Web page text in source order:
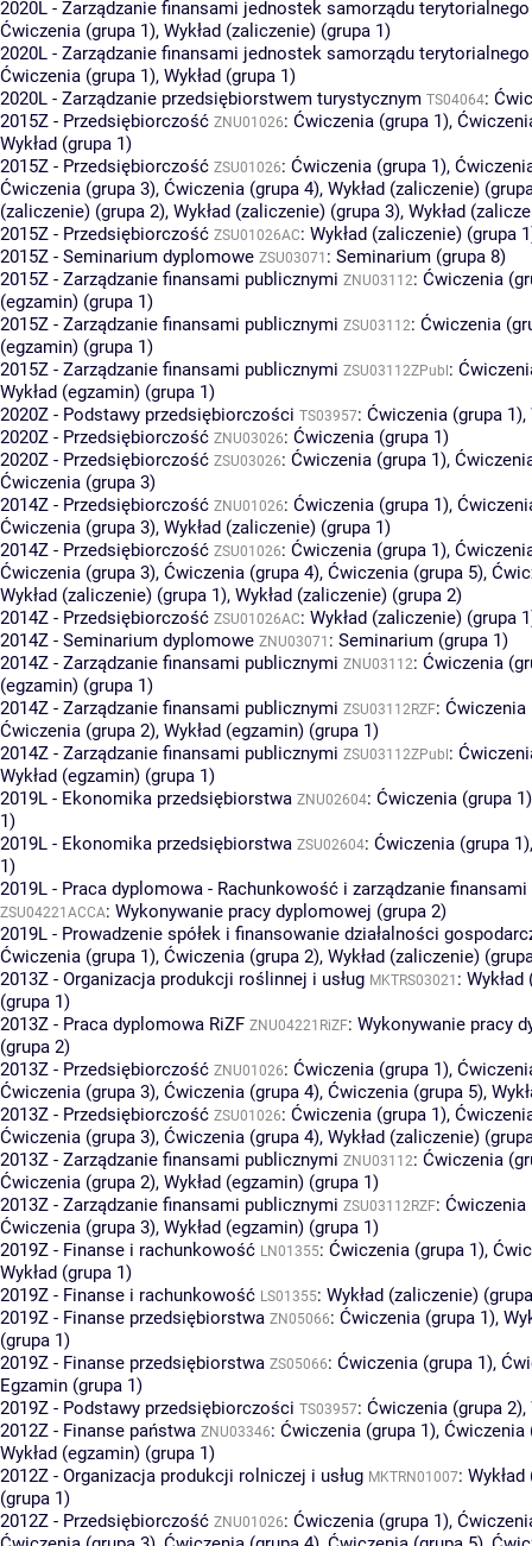
2020L - Zarządzanie finansami jednostek samorządu terytorialnego
Ćwiczenia (grupa 1), Wykład (zaliczenie) (grupa 1)
2020L - Zarządzanie finansami jednostek samorządu terytorialnego
Ćwiczenia (grupa 1), Wykład (grupa 1)
2020L - Zarządzanie przedsiębiorstwem turystycznym TS04064:
2015Z - Przedsiębiorczość ZNU01026: Ćwiczenia (grupa 1),
Wykład (grupa 1)
2015Z - Przedsiębiorczość ZSU01026: Ćwiczenia (grupa 1),
Ćwiczenia (grupa 3), Ćwiczenia (grupa 4), Wykład (zaliczenie)
(zaliczenie) (grupa 2), Wykład (zaliczenie) (grupa 3), Wykład
2015Z - Przedsiębiorczość ZSU01026AC: Wykład (zaliczenie) (grupa
2015Z - Seminarium dyplomowe ZSU03071 : Seminarium (grupa 8)
2015Z - Zarządzanie finansami publicznymi ZNU03112: Ćwiczenia
(egzamin) (grupa 1)
2015Z - Zarządzanie finansami publicznymi ZSU03112: Ćwiczenia
(egzamin) (grupa 1)
2015Z - Zarządzanie finansami publicznymi ZSU03112ZPubl:
Wykład (egzamin) (grupa 1)
2020Z - Podstawy przedsiębiorczości TS03957: Ćwiczenia (grupa 1),
2020Z - Przedsiębiorczość ZNU03026: Ćwiczenia (grupa 1)
2020Z - Przedsiębiorczość ZSU03026: Ćwiczenia (grupa 1),
Ćwiczenia (grupa 3)
2014Z - Przedsiębiorczość ZNU01026: Ćwiczenia (grupa 1),
Ćwiczenia (grupa 3), Wykład (zaliczenie) (grupa 1)
2014Z - Przedsiębiorczość ZSU01026: Ćwiczenia (grupa 1),
Ćwiczenia (grupa 3), Ćwiczenia (grupa 4), Ćwiczenia (grupa 5),
Wykład (zaliczenie) (grupa 1), Wykład (zaliczenie) (grupa 2)
2014Z - Przedsiębiorczość ZSU01026AC: Wykład (zaliczenie) (grupa
2014Z - Seminarium dyplomowe ZNU03071 : Seminarium (grupa 1)
2014Z - Zarządzanie finansami publicznymi ZNU03112: Ćwiczenia
(egzamin) (grupa 1)
2014Z - Zarządzanie finansami publicznymi ZSU03112RZF: Ćwiczenia
Ćwiczenia (grupa 2), Wykład (egzamin) (grupa 1)
2014Z - Zarządzanie finansami publicznymi ZSU03112ZPubl:
Wykład (egzamin) (grupa 1)
2019L - Ekonomika przedsiębiorstwa ZNU02604: Ćwiczenia (grupa 1)
1)
2019L - Ekonomika przedsiębiorstwa ZSU02604: Ćwiczenia (grupa 1)
1)
2019L - Praca dyplomowa - Rachunkowość i zarządzanie finansami
ZSU04221ACCA: Wykonywanie pracy dyplomowej (grupa 2)
2019L - Prowadzenie spółek i finansowanie działalności
Ćwiczenia (grupa 1), Ćwiczenia (grupa 2), Wykład (zaliczenie)
2013Z - Organizacja produkcji roślinnej i usług MKTRS03021 :
(grupa 1)
2013Z - Praca dyplomowa RiZF ZNU04221RiZF: Wykonywanie pracy
(grupa 2)
2013Z - Przedsiębiorczość ZNU01026: Ćwiczenia (grupa 1),
Ćwiczenia (grupa 3), Ćwiczenia (grupa 4), Ćwiczenia (grupa 5),
2013Z - Przedsiębiorczość ZSU01026: Ćwiczenia (grupa 1),
Ćwiczenia (grupa 3), Ćwiczenia (grupa 4), Wykład (zaliczenie)
2013Z - Zarządzanie finansami publicznymi ZNU03112: Ćwiczenia
Ćwiczenia (grupa 2), Wykład (egzamin) (grupa 1)
2013Z - Zarządzanie finansami publicznymi ZSU03112RZF: Ćwiczenia
Ćwiczenia (grupa 3), Wykład (egzamin) (grupa 1)
2019Z - Finanse i rachunkowość LN01355: Ćwiczenia (grupa 1),
Wykład (grupa 1)
2019Z - Finanse i rachunkowość LS01355: Wykład (zaliczenie)
2019Z - Finanse przedsiębiorstwa ZN05066: Ćwiczenia (grupa 1),
(grupa 1)
2019Z - Finanse przedsiębiorstwa ZS05066: Ćwiczenia (grupa 1),
Egzamin (grupa 1)
2019Z - Podstawy przedsiębiorczości TS03957: Ćwiczenia (grupa 2),
2012Z - Finanse państwa ZNU03346: Ćwiczenia (grupa 1), Ćwiczenia
Wykład (egzamin) (grupa 1)
2012Z - Organizacja produkcji rolniczej i usług MKTRN01007:
(grupa 1)
2012Z - Przedsiębiorczość ZNU01026: Ćwiczenia (grupa 1),